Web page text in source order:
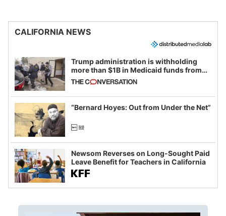
CALIFORNIA NEWS
Trump administration is withholding
more than $1B in Medicaid funds from
California and Minnesota, in latest
example of weaponizing real and
imagined fraud
“Bernard Hoyes: Out from Under the Net”
Newsom Reverses on Long-Sought Paid
Leave Benefit for Teachers in California